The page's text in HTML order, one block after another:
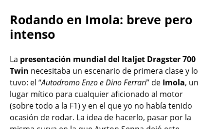
Rodando en Imola: breve pero
intenso
La presentación mundial del Italjet Dragster 700
Twin necesitaba un escenario de primera clase y lo
tuvo: el “Autodromo Enzo e Dino Ferrari” de Imola, un
lugar mítico para cualquier aficionado al motor
(sobre todo a la F1) y en el que yo no había tenido
ocasión de rodar. La idea de hacerlo, pasar por la